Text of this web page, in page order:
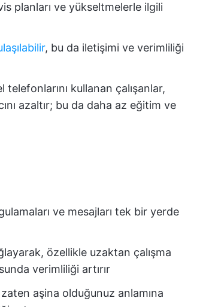
planları ve yükseltmelerle ilgili
, bu da iletişimi ve verimliliği
telefonlarını kullanan çalışanlar,
azaltır; bu da daha az eğitim ve
ve mesajları tek bir yerde
özellikle uzaktan çalışma
verimliliği artırır
zaten aşina olduğunuz anlamına